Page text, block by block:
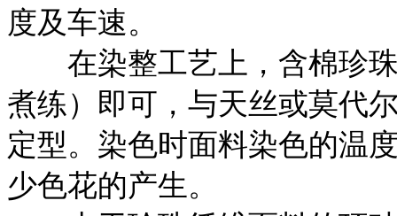
度及车速。
在染整工艺上，含棉珍珠
煮练）即可，与天丝或莫代
定型。染色时面料染色的温
少色花的产生。